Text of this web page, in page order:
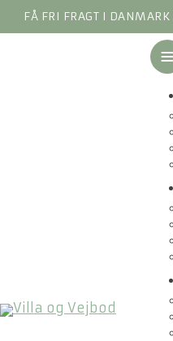
FÅ FRI FRAGT I